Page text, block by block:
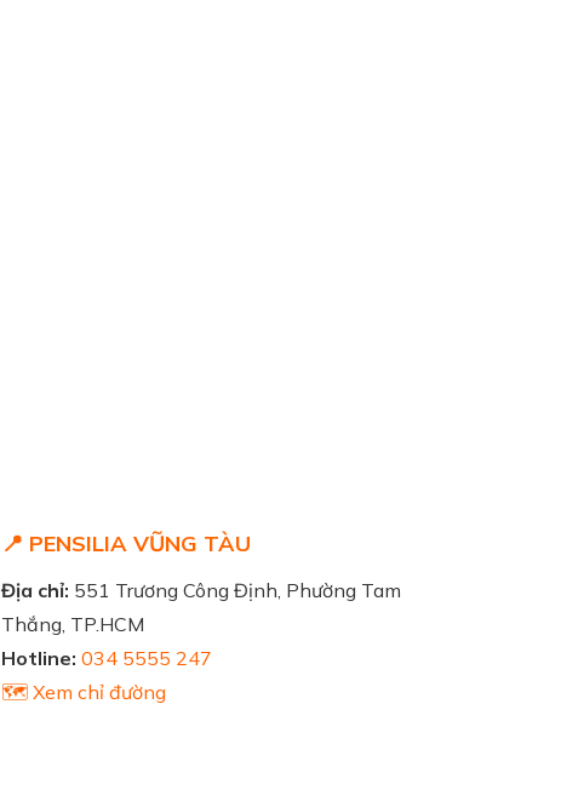
📍 PENSILIA VŨNG TÀU
Địa chỉ: 551 Trương Công Định, Phường Tam
Thắng, TP.HCM
Hotline: 034 5555 247
🗺️ Xem chỉ đường